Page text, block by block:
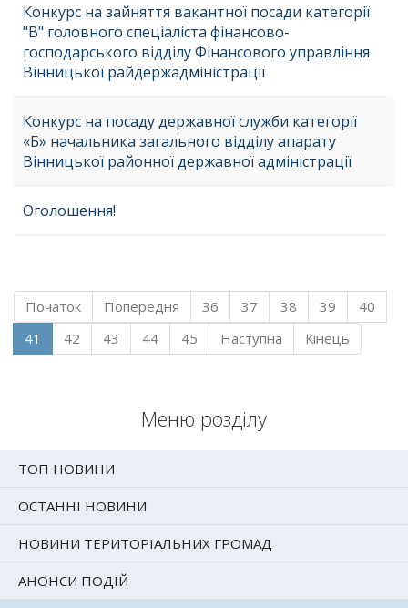
Меню розділу
ТОП НОВИНИ
ОСТАННІ НОВИНИ
НОВИНИ ТЕРИТОРІАЛЬНИХ ГРОМАД
АНОНСИ ПОДІЙ
Конкурс на зайняття вакантної посади категорії
"В" головного спеціаліста фінансово-
господарського відділу Фінансового управління
Вінницької райдержадміністрації
Конкурс на посаду державної служби категорії
«Б» начальника загального відділу апарату
Вінницької районної державної адміністрації
Оголошення!
Початок Попередня 36 37 38 39
40
41
42 43 44 45 Наступна Кінець